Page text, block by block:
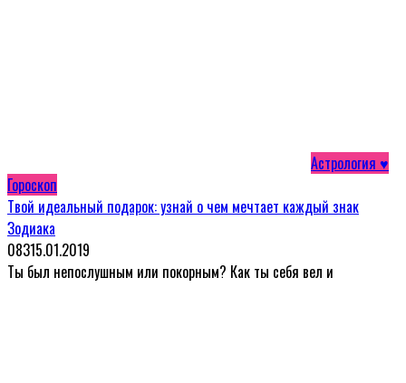
Астрология ♥
Гороскоп
Твой идеальный подарок: узнай о чем мечтает каждый знак
Зодиака
08315.01.2019
Ты был непослушным или покорным? Как ты себя вел и